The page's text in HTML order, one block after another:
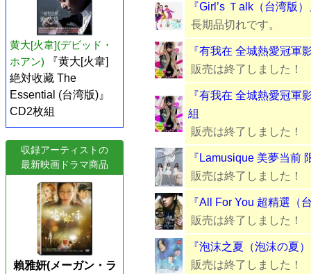
黄大[火韋](デビッド・
ホアン)
『黄大[火韋]
絶対收藏 The
Essential (台湾版)』
CD2枚組
収録アーティストの
最新映画ドラマ商品
賴雅妍(メーガン・ラ
『Girl’s Ｔalk（台湾版
長期品切れです。
『有我在 全城熱愛冠軍
販売は終了しました！
『有我在 全城熱愛冠軍
組
販売は終了しました！
『Lamusique 美夢当前
販売は終了しました！
『All For You 超精選（
販売は終了しました！
『泡沫之夏（泡沫の夏
販売は終了しました！